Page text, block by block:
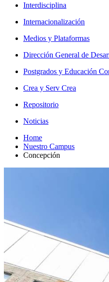
Interdisciplina
Internacionalización
Medios y Plataformas
Dirección General de
Postgrados y Educación
Crea y Serv Crea
Repositorio
Noticias
Home
Nuestro Campus
Concepción